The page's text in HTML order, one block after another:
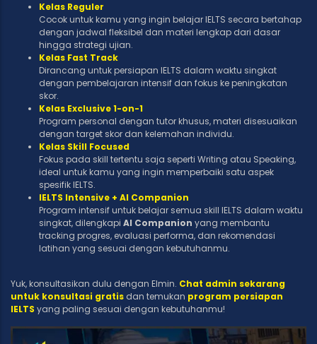
Kelas Reguler
Cocok untuk kamu yang ingin belajar IELTS secara bertahap
dengan jadwal fleksibel dan materi lengkap dari dasar
hingga strategi ujian.
Kelas Fast Track
Dirancang untuk persiapan IELTS dalam waktu singkat
dengan pembelajaran intensif dan fokus ke peningkatan
skor.
Kelas Exclusive 1-on-1
Program personal dengan tutor khusus, materi disesuaikan
dengan target skor dan kelemahan individu.
Kelas Skill Focused
Fokus pada skill tertentu saja seperti Writing atau Speaking,
ideal untuk kamu yang ingin memperbaiki satu aspek
spesifik IELTS.
IELTS Intensive + AI Companion
Program intensif untuk belajar semua skill IELTS dalam waktu
singkat, dilengkapi AI Companion yang membantu
tracking progres, evaluasi performa, dan rekomendasi
latihan yang sesuai dengan kebutuhanmu.
Yuk, konsultasikan dulu dengan Elmin. Chat admin sekarang
untuk konsultasi gratis dan temukan program persiapan
IELTS yang paling sesuai dengan kebutuhanmu!